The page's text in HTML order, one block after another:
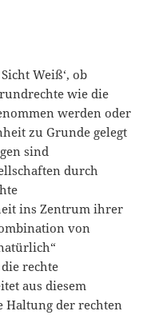
Weiß‘, ob
wie die
werden oder
zu Grunde gelegt
sind
durch
ins Zentrum ihrer
von
rechte
aus diesem
Haltung der rechten